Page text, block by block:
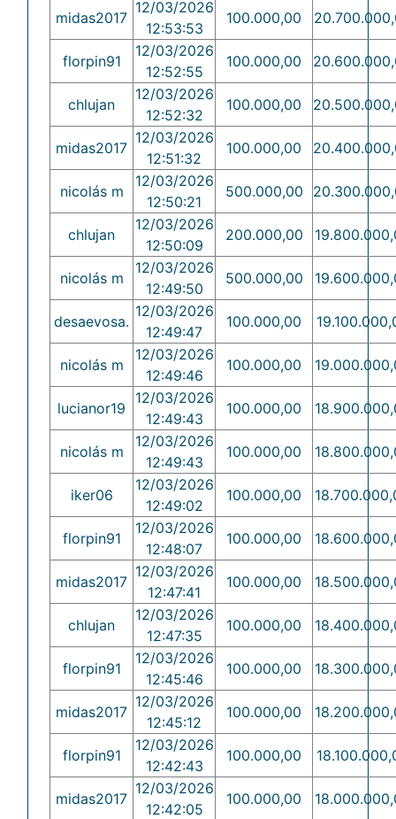
midas2017
12/03/2026
12:53:53
100.000,00
florpin91
12/03/2026
12:52:55
100.000,00
chlujan
12/03/2026
12:52:32
100.000,00
midas2017
12/03/2026
12:51:32
100.000,00
nicolás m
12/03/2026
12:50:21
500.000,00
chlujan
12/03/2026
12:50:09
200.000,00
nicolás m
12/03/2026
12:49:50
500.000,00
desaevosa.
12/03/2026
12:49:47
100.000,00
nicolás m
12/03/2026
12:49:46
100.000,00
lucianor19
12/03/2026
12:49:43
100.000,00
nicolás m
12/03/2026
12:49:43
100.000,00
iker06
12/03/2026
12:49:02
100.000,00
florpin91
12/03/2026
12:48:07
100.000,00
midas2017
12/03/2026
12:47:41
100.000,00
chlujan
12/03/2026
12:47:35
100.000,00
florpin91
12/03/2026
12:45:46
100.000,00
midas2017
12/03/2026
12:45:12
100.000,00
florpin91
12/03/2026
12:42:43
100.000,00
midas2017
12/03/2026
12:42:05
100.000,00